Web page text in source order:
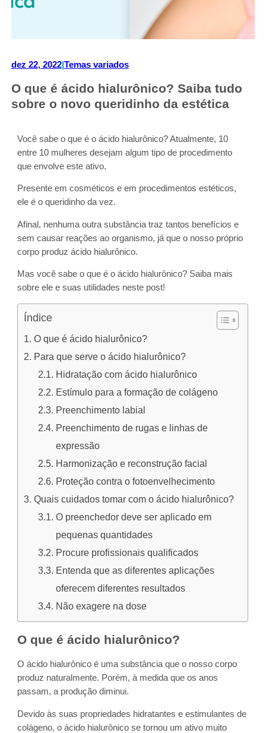
dez 22, 2022| Temas variados
O que é ácido hialurônico? Saiba tudo
sobre o novo queridinho da estética
Você sabe o que é o ácido hialurônico? Atualmente, 10
entre 10 mulheres desejam algum tipo de procedimento
que envolve este ativo.
Presente em cosméticos e em procedimentos estéticos,
ele é o queridinho da vez.
Afinal, nenhuma outra substância traz tantos benefícios e
sem causar reações ao organismo, já que o nosso próprio
corpo produz ácido hialurônico.
Mas você sabe o que é o ácido hialurônico? Saiba mais
sobre ele e suas utilidades neste post!
Índice
O que é ácido hialurônico?
Para que serve o ácido hialurônico?
Hidratação com ácido hialurônico
Estímulo para a formação de colágeno
Preenchimento labial
Preenchimento de rugas e linhas de
expressão
Harmonização e reconstrução facial
Proteção contra o fotoenvelhecimento
Quais cuidados tomar com o ácido hialurônico?
O preenchedor deve ser aplicado em
pequenas quantidades
Procure profissionais qualificados
Entenda que as diferentes aplicações
oferecem diferentes resultados
Não exagere na dose
O que é ácido hialurônico?
O ácido hialurônico é uma substância que o nosso corpo
produz naturalmente. Porém, à medida que os anos
passam, a produção diminui.
Devido às suas propriedades hidratantes e estimulantes de
colágeno, o ácido hialurônico se tornou um ativo muito